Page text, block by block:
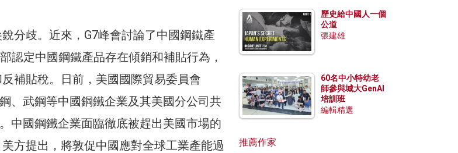
分歧。近來，G7峰會討論了中國鋼鐵產
認定中國鋼鐵產品存在傾銷和補貼行為，
補貼稅。日前，美國國際貿易委員會
、武鋼等中國鋼鐵企業及其美國分公司共
中國鋼鐵企業面臨徹底被趕出美國市場的
方提出，將敦促中國應對全球工業產能過
歷史給中國人一個
公道
張建雄
60名中小特幼老
師參與城大GenAI
培訓班
編輯精選
推薦作家